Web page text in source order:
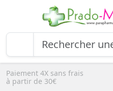
Paiement 4X sans frais
à partir de 30€